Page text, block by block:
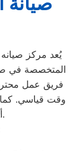
يُعد مركز
المتخصصة في
فريق عمل
وقت قياسي.
أداء الأجهزة وعمرها الافتراضي.